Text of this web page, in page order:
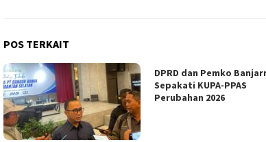
POS TERKAIT
DPRD dan Pemko
Sepakati KUPA-PPAS
Perubahan 2026